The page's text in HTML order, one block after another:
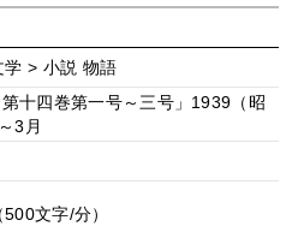
学 > 小説 物語
十四巻第一号～三号」1939（昭
3月
文字/分）